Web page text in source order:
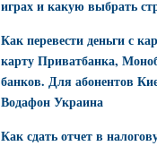
играх и какую выбрать
Как перевести деньги с
карту Приватбанка,
банков. Для абонентов
Водафон Украина
Как сдать отчет в